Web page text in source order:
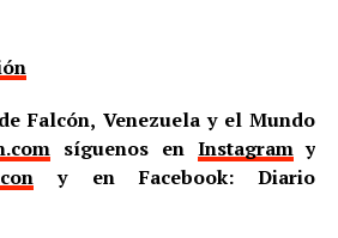
Falcón, Venezuela y el Mundo
síguenos en Instagramy
y en Facebook: Diario